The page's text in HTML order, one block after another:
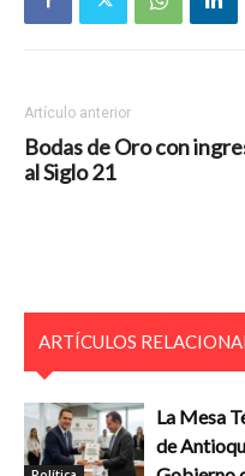
Artículo anterior
Bodas de Oro con
al Siglo 21
ARTÍCULOS
La Mesa
de